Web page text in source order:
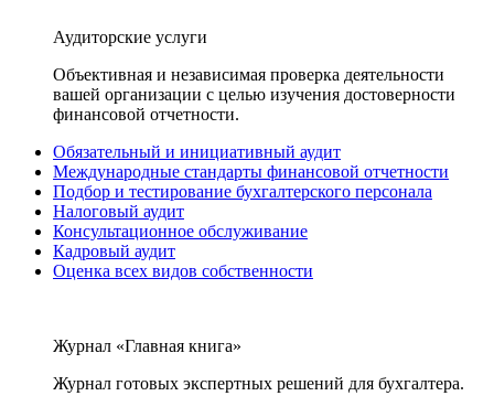
Аудиторские услуги
Объективная и независимая проверка деятельности
вашей организации с целью изучения достоверности
финансовой отчетности.
Обязательный и инициативный аудит
Международные стандарты финансовой отчетности
Подбор и тестирование бухгалтерского персонала
Налоговый аудит
Консультационное обслуживание
Кадровый аудит
Оценка всех видов собственности
Журнал «Главная книга»
Журнал готовых экспертных решений для бухгалтера.